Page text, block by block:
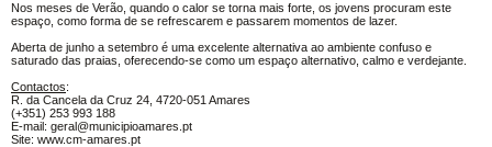
Nos meses de Verão, quando o calor se torna mais forte, os jovens procuram este
espaço, como forma de se refrescarem e passarem momentos de lazer.
Aberta de junho a setembro é uma excelente alternativa ao ambiente confuso e
saturado das praias, oferecendo-se como um espaço alternativo, calmo e verdejante.
Contactos:
R. da Cancela da Cruz 24, 4720-051 Amares
(+351) 253 993 188
E-mail: geral@municipioamares.pt
Site: www.cm-amares.pt